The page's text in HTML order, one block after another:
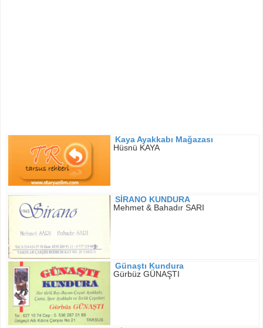
Kaya Ayakkabı Mağazası
Hüsnü KAYA
SİRANO KUNDURA
Mehmet & Bahadır SARI
Günaştı Kundura
Gürbüz GÜNAŞTI